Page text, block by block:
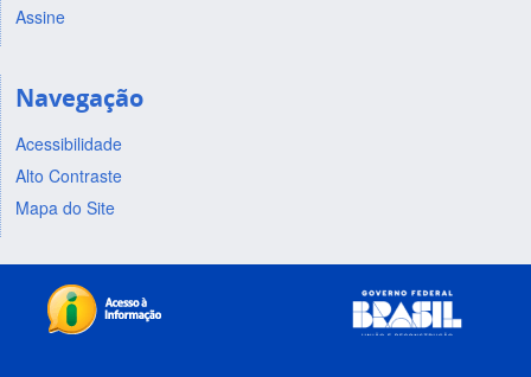
Assine
Navegação
Acessibilidade
Alto Contraste
Mapa do Site